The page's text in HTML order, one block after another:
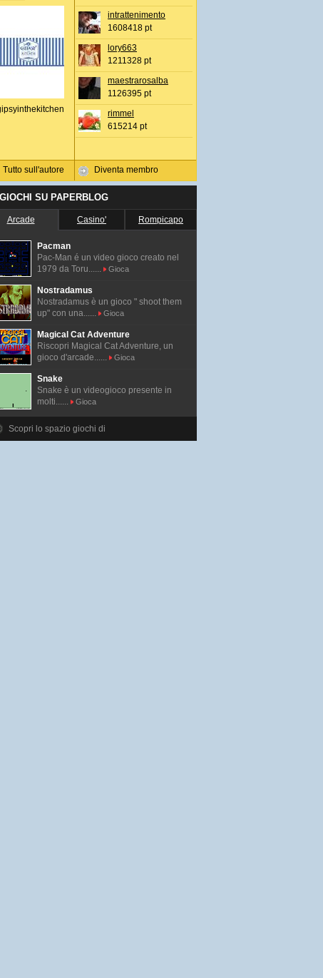
Tutto sull'autore
intrattenimento
1608418 pt
lory663
1211328 pt
maestrarosalba
1126395 pt
rimmel
615214 pt
Diventa membro
GIOCHI SU PAPERBLOG
Arcade Casino' Rompicapo
Pacman
Pac-Man é un video gioco creato nel
1979 da Toru......
Gioca
Nostradamus
Nostradamus è un gioco " shoot them
up" con una......
Gioca
Magical Cat Adventure
Riscopri Magical Cat Adventure, un
gioco d'arcade......
Gioca
Snake
Snake è un videogioco presente in
molti......
Gioca
Scopri lo spazio giochi di